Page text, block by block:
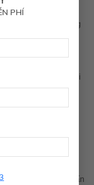
PHÍ
tiêu thụ nhiên liệu,
kinh tế hơn trong
Sequoia
mang lại nhiều lợi
một số bất lợi mà
đưa ra quyết định
rãi, khả năng chở
có thể thoải mái di
không lo lắng về vấn